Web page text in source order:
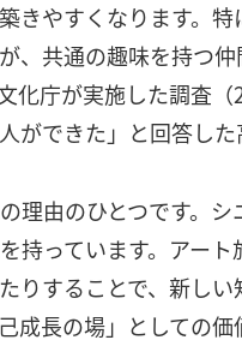
きやすくなります。
、共通の趣味を持つ
化庁が実施した調査
ができた」と回答した
理由のひとつです。
持っています。アー
りすることで、新し
成長の場」としての